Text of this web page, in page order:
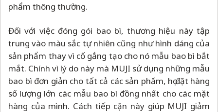
phẩm thông thường.
Đối với việc đóng gói bao bì, thương hiệu này tập
trung vào màu sắc tự nhiên cũng như hình dáng của
sản phẩm thay vì cố gắng tạo cho nó mẫu bao bì bắt
mắt. Chính vì lý do này mà MUJI sử dụng những mẫu
bao bì đơn giản cho tất cả các sản phẩm, họ đặt hàng
số lượng lớn các mẫu bao bì đồng nhất cho các mặt
hàng của mình. Cách tiếp cận này giúp MUJI giảm